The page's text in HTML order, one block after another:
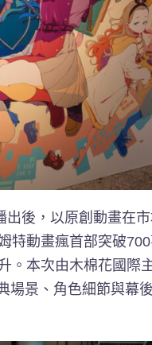
出後，以原創動畫在
特動畫瘋首部突破
。本次由木棉花國際
場景、角色細節與幕